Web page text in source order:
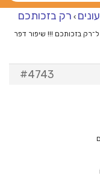
› רק בזכותכם
ל־רק בזכותכם !!! שיפור דפר
#4743